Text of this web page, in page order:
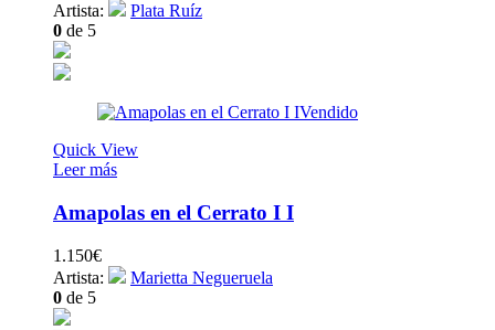
Artista:
Plata Ruíz
0 de 5
Vendido
Quick View
Leer más
Amapolas en el Cerrato I I
1.150€
Artista:
Marietta Negueruela
0 de 5